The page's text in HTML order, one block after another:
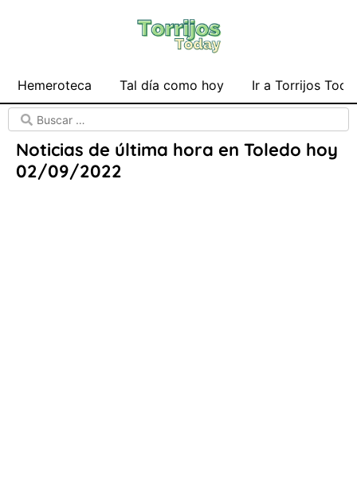
Hemeroteca Tal día como hoy Ir a Torrijos
Noticias de última hora en Toledo hoy
02/09/2022